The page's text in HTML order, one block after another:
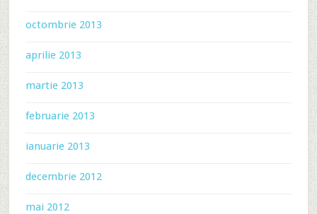
octombrie 2013
aprilie 2013
martie 2013
februarie 2013
ianuarie 2013
decembrie 2012
mai 2012